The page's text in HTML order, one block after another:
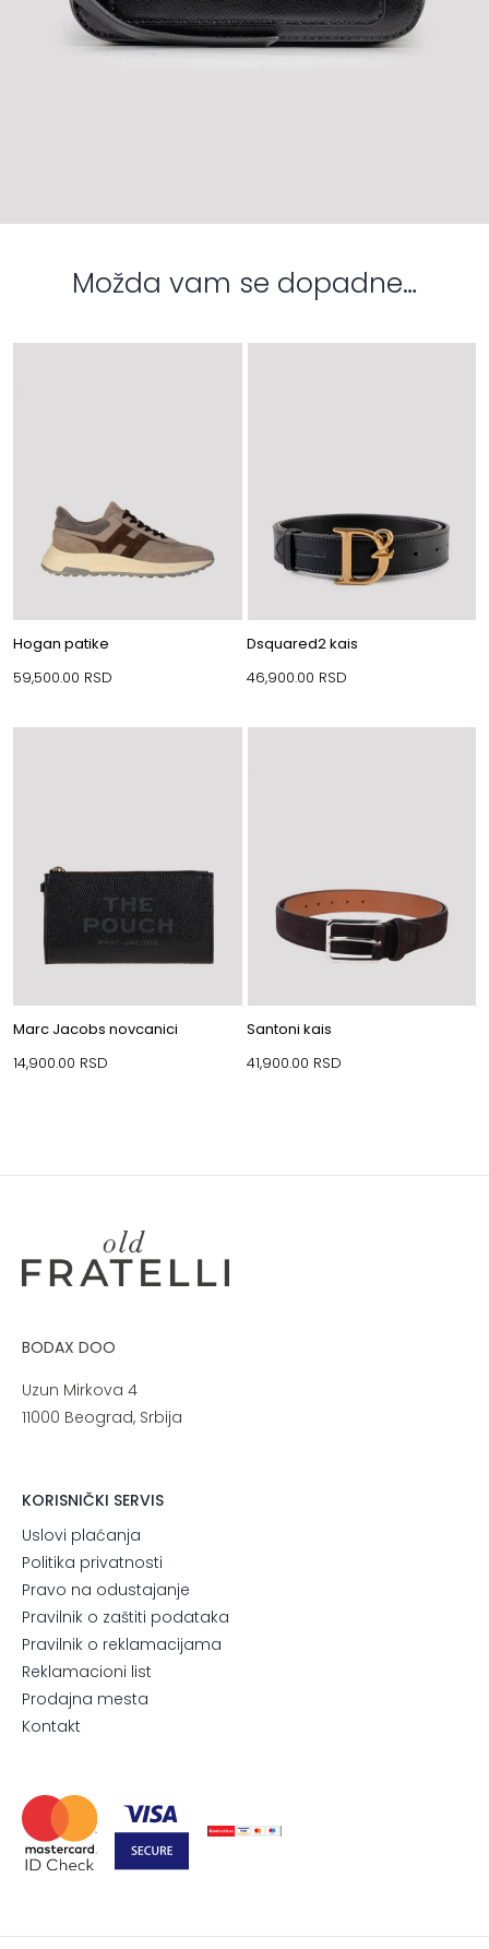
Možda vam se dopadne…
Hogan patike
59,500.00 RSD
Dsquared2 kais
46,900.00 RSD
Marc Jacobs novcanici
14,900.00 RSD
Santoni kais
41,900.00 RSD
BODAX DOO
Uzun Mirkova 4
11000 Beograd, Srbija
KORISNIČKI SERVIS
Uslovi plaćanja
Politika privatnosti
Pravo na odustajanje
Pravilnik o zaštiti podataka
Pravilnik o reklamacijama
Reklamacioni list
Prodajna mesta
Kontakt